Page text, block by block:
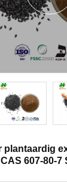
plantaardig
607-80-